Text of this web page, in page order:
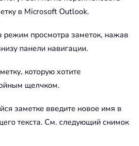
в Microsoft Outlook.
просмотра заметок, нажав
панели навигации.
которую хотите
щелчком.
заметке введите новое имя в
текста. См. следующий снимок